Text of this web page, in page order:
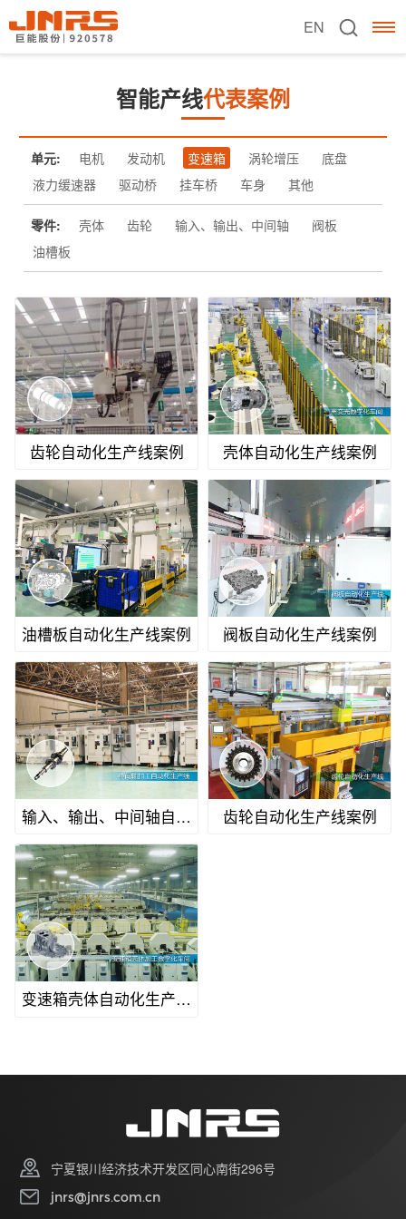
EN
智能产线代表案例
单元: 电机 发动机 变速箱 涡轮增压
底盘
液力缓速器
驱动桥 挂车桥 车身 其他
零件: 壳体 齿轮 输入、输出、中间轴
阀板
油槽板
齿轮自动化生产线案例 壳体自动化生产线案例
油槽板自动化生产线案例 阀板自动化生产线案例
输入、输出、中间轴自动
齿轮自动化生产线案例
变速箱壳体自动化生产线
宁夏银川经济技术开发区同心南街296号
jnrs@jnrs.com.cn